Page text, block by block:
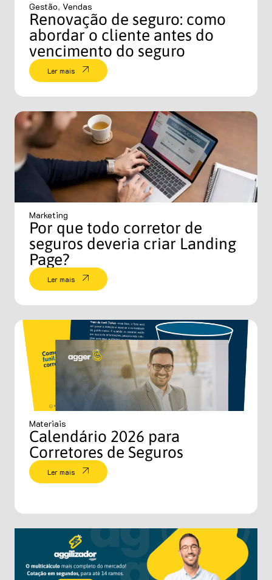
Gestão, Vendas
Renovação de seguro: como
abordar o cliente antes do
vencimento do seguro
Ler mais
Marketing
Por que todo corretor de
seguros deveria criar Landing
Page?
Ler mais
Materiais
Calendário 2026 para
Corretores de Seguros
Ler mais